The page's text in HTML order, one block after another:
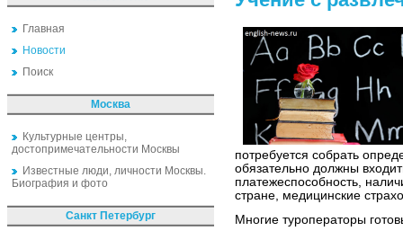
Главная
Новости
Поиск
Москва
Культурные центры,
достопримечательности Москвы
Известные люди, личности Москвы.
Биография и фото
Санкт Петербург
потребуется собрать
обязательно должны
платежеспособность,
стране, медицинские
Многие туроператоры